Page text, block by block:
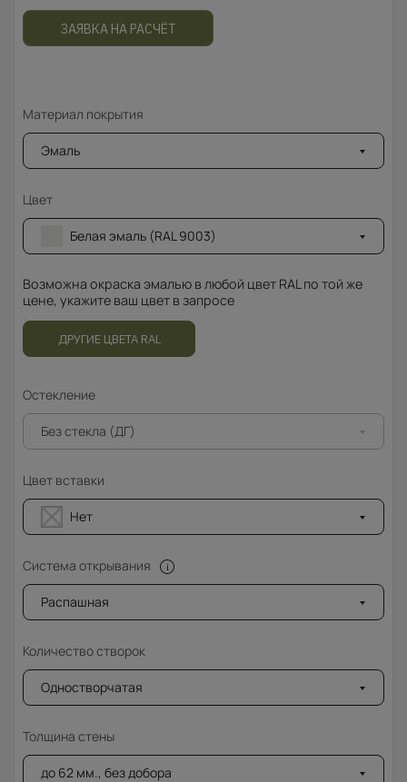
ЗАЯВКА НА РАСЧЁТ
Материал покрытия
Эмаль
Цвет
Белая эмаль (RAL 9003)
Возможна окраска эмалью в любой цвет RAL по той же
цене, укажите ваш цвет в запросе
ДРУГИЕ ЦВЕТА RAL
Остекление
Без стекла (ДГ)
Цвет вставки
Нет
Система открывания
Распашная
Количество створок
Одностворчатая
Толщина стены
до 62 мм., без добора